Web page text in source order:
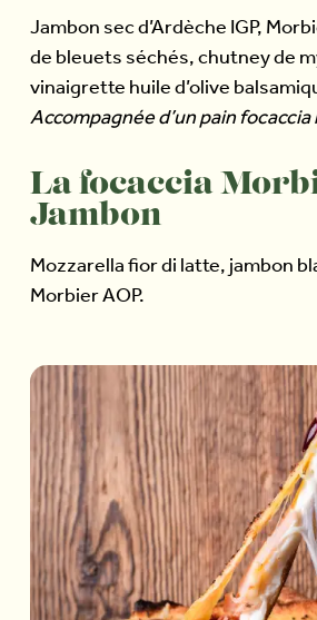
Jambon sec d’Ardèche IGP,
de bleuets séchés, chutney de
vinaigrette huile d’olive
Accompagnée d’un pain focaccia
La focaccia
Jambon
Mozzarella fior di latte, jambon
Morbier AOP.